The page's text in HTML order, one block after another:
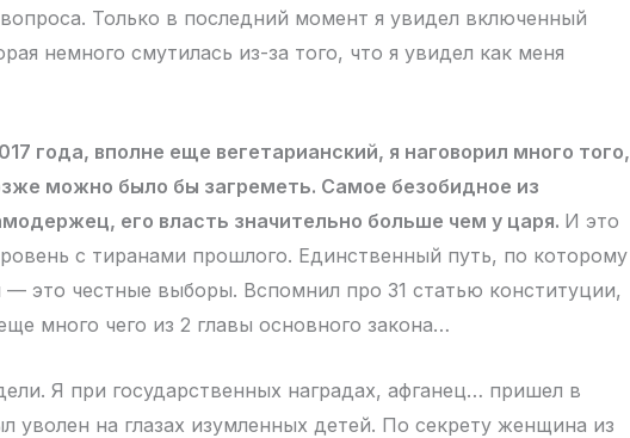
Только в последний момент я увидел включенный
немного смутилась из-за того, что я увидел как меня
года, вполне еще вегетарианский, я наговорил много того,
можно было бы загреметь. Самое безобидное из
его власть значительно больше чем у царя. И это
с тиранами прошлого. Единственный путь, по которому
это честные выборы. Вспомнил про 31 статью конституции,
много чего из 2 главы основного закона…
Я при государственных наградах, афганец… пришел в
уволен на глазах изумленных детей. По секрету женщина из